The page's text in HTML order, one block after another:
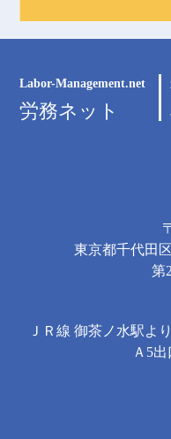
Labor-Management.net
労務ネット
東京都千代田
第
ＪＲ線 御茶ノ水駅よ
Ａ5